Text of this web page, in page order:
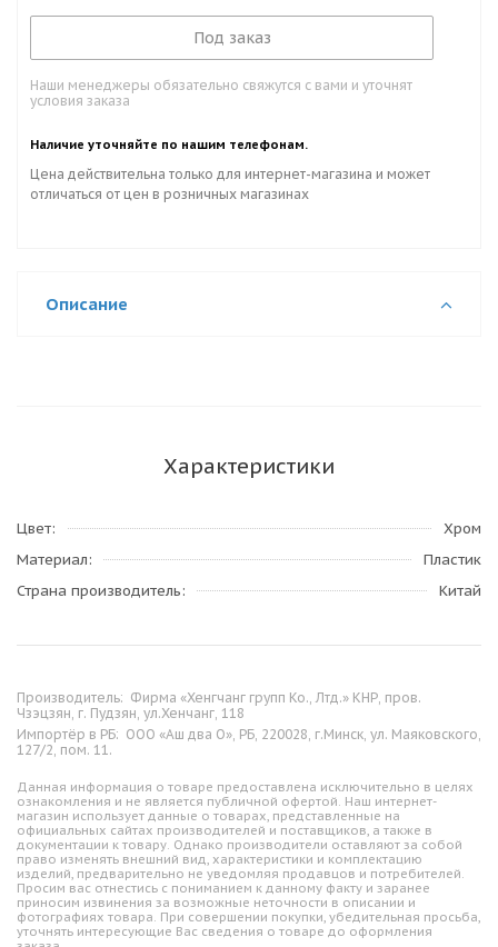
Под заказ
Наши менеджеры обязательно свяжутся с вами и уточнят
условия заказа
Наличие уточняйте по нашим телефонам.
Цена действительна только для интернет-магазина и может
отличаться от цен в розничных магазинах
Описание
Характеристики
Цвет
Хром
Материал
Пластик
Страна производитель
Китай
Производитель: Фирма «Хенгчанг групп Ко., Лтд.» КНР, пров.
Чзэцзян, г. Пудзян, ул.Хенчанг, 118
Импортёр в РБ: ООО «Аш два О», РБ, 220028, г.Минск, ул. Маяковского,
127/2, пом. 11.
Данная информация о товаре предоставлена исключительно в целях
ознакомления и не является публичной офертой. Наш интернет-
магазин использует данные о товарах, представленные на
официальных сайтах производителей и поставщиков, а также в
документации к товару. Однако производители оставляют за собой
право изменять внешний вид, характеристики и комплектацию
изделий, предварительно не уведомляя продавцов и потребителей.
Просим вас отнестись с пониманием к данному факту и заранее
приносим извинения за возможные неточности в описании и
фотографиях товара. При совершении покупки, убедительная просьба,
уточнять интересующие Вас сведения о товаре до оформления